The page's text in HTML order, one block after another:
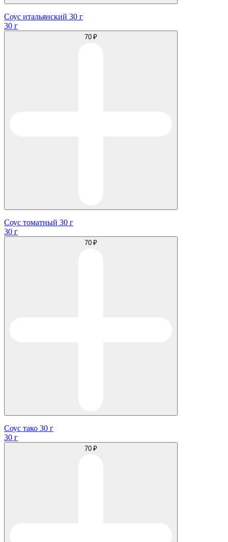
Соус итальянский 30 г
30 г
70 ₽
Соус томатный 30 г
30 г
70 ₽
Соус тако 30 г
30 г
70 ₽